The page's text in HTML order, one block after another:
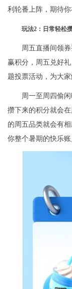
利轮番上阵，期待
玩法2 ：日常轻松
周五直播间领
赢积分，周五兑好
题投票活动，为大家
周一至周四偷
攒下来的积分就会
的周五品类就会有
你整个暑期的快乐账